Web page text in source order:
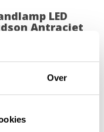
Over
LED
Antraciet